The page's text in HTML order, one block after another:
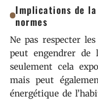
Implications de
normes
Ne pas respecter
peut engendrer de
seulement cela
mais peut
énergétique de